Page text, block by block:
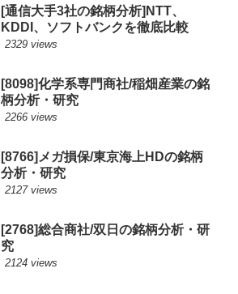
[通信大手3社の銘柄分析]NTT、
KDDI、ソフトバンクを徹底比較
2329 views
[8098]化学系専門商社/稲畑産業の銘
柄分析・研究
2266 views
[8766]メガ損保/東京海上HDの銘柄
分析・研究
2127 views
[2768]総合商社/双日の銘柄分析・研
究
2124 views